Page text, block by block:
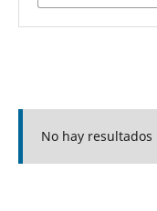
No hay resultados